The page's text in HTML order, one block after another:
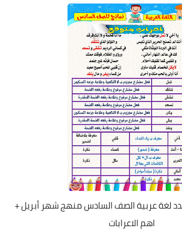
لغة عربية الصف السادس منهج شهر أبريل +
اهم الاعرابات